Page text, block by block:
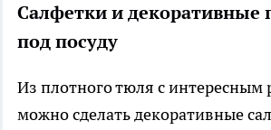
Салфетки и декоративные
под посуду
Из плотного тюля с интересным
можно сделать декоративные